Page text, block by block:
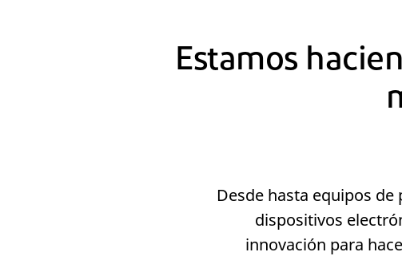
Estamos
Desde hasta equipos
dispositivos
innovación para